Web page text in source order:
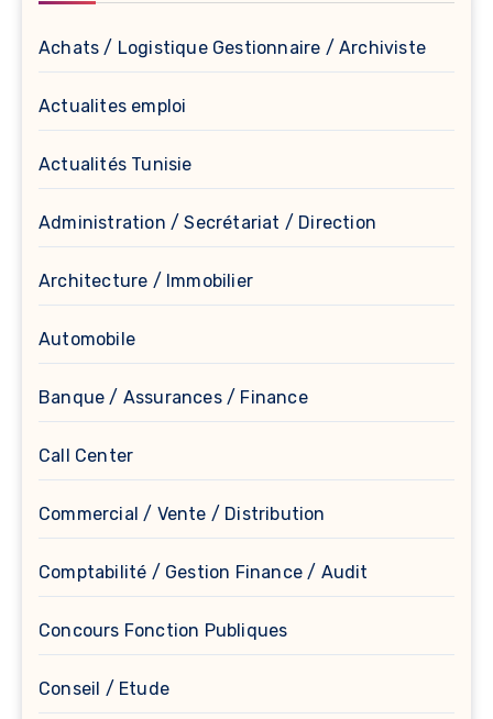
Achats / Logistique Gestionnaire / Archiviste
Actualites emploi
Actualités Tunisie
Administration / Secrétariat / Direction
Architecture / Immobilier
Automobile
Banque / Assurances / Finance
Call Center
Commercial / Vente / Distribution
Comptabilité / Gestion Finance / Audit
Concours Fonction Publiques
Conseil / Etude